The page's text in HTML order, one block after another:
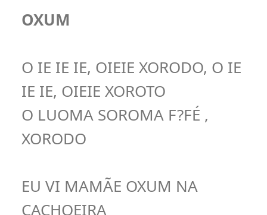
OXUM
O IE IE IE, OIEIE XORODO, O IE
IE IE, OIEIE XOROTO
O LUOMA SOROMA F?FÉ ,
XORODO
EU VI MAMÃE OXUM NA
CACHOEIRA